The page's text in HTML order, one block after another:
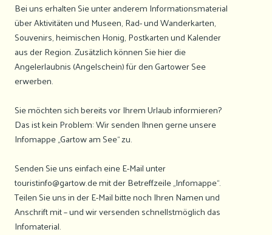
Bei uns erhalten Sie unter anderem Informationsmaterial
über Aktivitäten und Museen, Rad- und Wanderkarten,
Souvenirs, heimischen Honig, Postkarten und Kalender
aus der Region. Zusätzlich können Sie hier die
Angelerlaubnis (Angelschein) für den Gartower See
erwerben.
Sie möchten sich bereits vor Ihrem Urlaub informieren?
Das ist kein Problem: Wir senden Ihnen gerne unsere
Infomappe „Gartow am See“ zu.
Senden Sie uns einfach eine E-Mail unter
touristinfo@gartow.de mit der Betreffzeile „Infomappe“.
Teilen Sie uns in der E-Mail bitte noch Ihren Namen und
Anschrift mit – und wir versenden schnellstmöglich das
Infomaterial.